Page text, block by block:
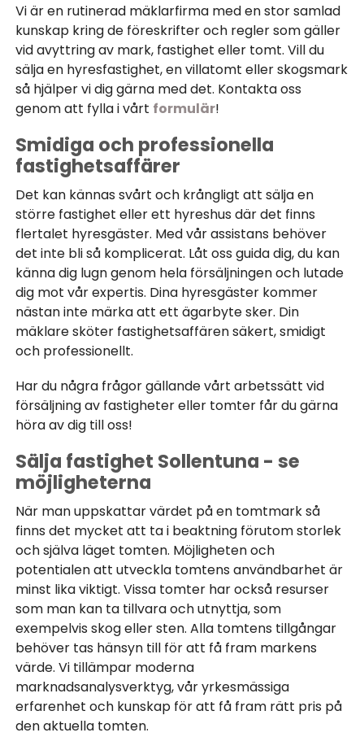
Vi är en rutinerad mäklarfirma med en stor samlad
kunskap kring de föreskrifter och regler som gäller
vid avyttring av mark, fastighet eller tomt. Vill du
sälja en hyresfastighet, en villatomt eller skogsmark
så hjälper vi dig gärna med det. Kontakta oss
genom att fylla i vårt formulär!
Smidiga och professionella
fastighetsaffärer
Det kan kännas svårt och krångligt att sälja en
större fastighet eller ett hyreshus där det finns
flertalet hyresgäster. Med vår assistans behöver
det inte bli så komplicerat. Låt oss guida dig, du kan
känna dig lugn genom hela försäljningen och lutade
dig mot vår expertis. Dina hyresgäster kommer
nästan inte märka att ett ägarbyte sker. Din
mäklare sköter fastighetsaffären säkert, smidigt
och professionellt.
Har du några frågor gällande vårt arbetssätt vid
försäljning av fastigheter eller tomter får du gärna
höra av dig till oss!
Sälja fastighet Sollentuna - se
möjligheterna
När man uppskattar värdet på en tomtmark så
finns det mycket att ta i beaktning förutom storlek
och själva läget tomten. Möjligheten och
potentialen att utveckla tomtens användbarhet är
minst lika viktigt. Vissa tomter har också resurser
som man kan ta tillvara och utnyttja, som
exempelvis skog eller sten. Alla tomtens tillgångar
behöver tas hänsyn till för att få fram markens
värde. Vi tillämpar moderna
marknadsanalysverktyg, vår yrkesmässiga
erfarenhet och kunskap för att få fram rätt pris på
den aktuella tomten.